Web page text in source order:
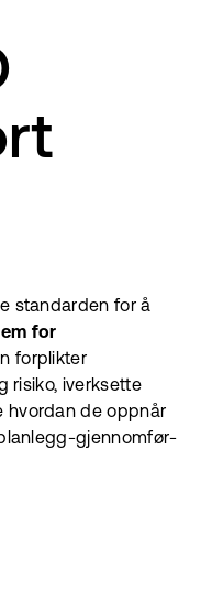
standarden for å
for
forplikter
risiko, iverksette
hvordan de oppnår
gjennomfør-